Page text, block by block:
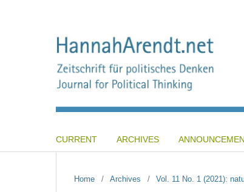
CURRENT ARCHIVES
Home / Archives / Vol. 11 No. 1 (2021):